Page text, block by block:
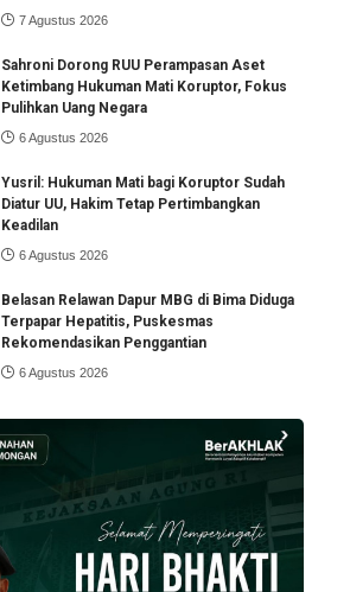
7 Agustus 2026
Sahroni Dorong RUU Perampasan Aset
Ketimbang Hukuman Mati Koruptor, Fokus
Pulihkan Uang Negara
6 Agustus 2026
Yusril: Hukuman Mati bagi Koruptor Sudah
Diatur UU, Hakim Tetap Pertimbangkan
Keadilan
6 Agustus 2026
Belasan Relawan Dapur MBG di Bima Diduga
Terpapar Hepatitis, Puskesmas
Rekomendasikan Penggantian
6 Agustus 2026